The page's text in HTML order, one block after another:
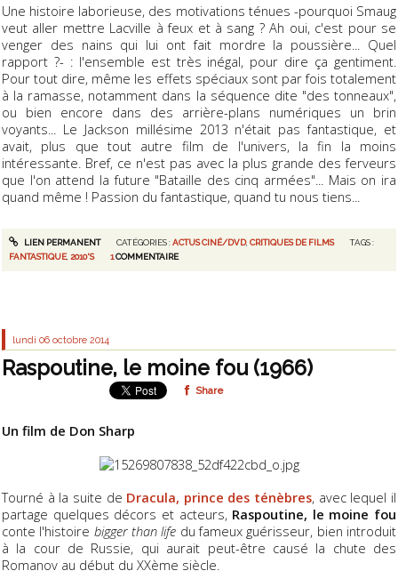
Une histoire laborieuse, des motivations ténues -pourquoi Smaug
veut aller mettre Lacville à feux et à sang ? Ah oui, c'est pour se
venger des nains qui lui ont fait mordre la poussière... Quel
rapport ?- : l'ensemble est très inégal, pour dire ça gentiment.
Pour tout dire, même les effets spéciaux sont par fois totalement
à la ramasse, notamment dans la séquence dite "des tonneaux",
ou bien encore dans des arrière-plans numériques un brin
voyants... Le Jackson millésime 2013 n'était pas fantastique, et
avait, plus que tout autre film de l'univers, la fin la moins
intéressante. Bref, ce n'est pas avec la plus grande des ferveurs
que l'on attend la future "Bataille des cinq armées"... Mais on ira
quand même ! Passion du fantastique, quand tu nous tiens...
LIEN PERMANENT CATÉGORIES :ACTUS CINÉ/DVD, CRITIQUES DE FILMS
TAGS :
FANTASTIQUE,2010'S 1COMMENTAIRE
lundi 06 octobre 2014
Raspoutine, le moine fou (1966)
Share
Un film de Don Sharp
Tourné à la suite de Dracula, prince des ténèbres, avec lequel il
partage quelques décors et acteurs, Raspoutine, le moine fou
conte l'histoire bigger than life du fameux guérisseur, bien introduit
à la cour de Russie, qui aurait peut-être causé la chute des
Romanov au début du XXème siècle.